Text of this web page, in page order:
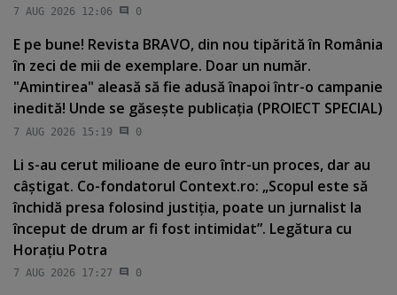
7 AUG 2026 12:06 0
E pe bune! Revista BRAVO, din nou tipărită în România
în zeci de mii de exemplare. Doar un număr.
"Amintirea" aleasă să fie adusă înapoi într-o campanie
inedită! Unde se găseşte publicaţia (PROIECT SPECIAL)
7 AUG 2026 15:19 0
Li s-au cerut milioane de euro într-un proces, dar au
câştigat. Co-fondatorul Context.ro: „Scopul este să
închidă presa folosind justiţia, poate un jurnalist la
început de drum ar fi fost intimidat”. Legătura cu
Horaţiu Potra
7 AUG 2026 17:27 0